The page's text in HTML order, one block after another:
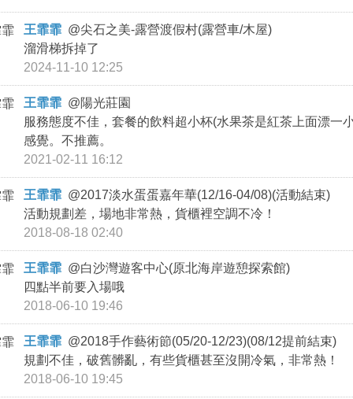
王霏霏 @尖石之美-露營渡假村(露營車/木屋)
溜滑梯拆掉了
2024-11-10 12:25
王霏霏 @陽光莊園
服務態度不佳，套餐的飲料超小杯(水果茶是紅茶上面漂一
感覺。不推薦。
2021-02-11 16:12
王霏霏 @2017淡水蛋蛋嘉年華(12/16-04/08)(活動結束)
活動規劃差，場地非常熱，貨櫃裡空調不冷！
2018-08-18 02:40
王霏霏 @白沙灣遊客中心(原北海岸遊憩探索館)
四點半前要入場哦
2018-06-10 19:46
王霏霏 @2018手作藝術節(05/20-12/23)(08/12提前結束)
規劃不佳，破舊髒亂，有些貨櫃甚至沒開冷氣，非常熱！
2018-06-10 19:45